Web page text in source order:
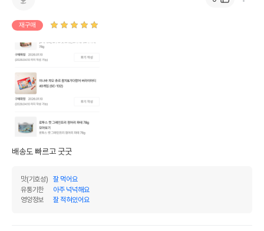
재구매
배송도 빠르고 굿굿
맛(기호성)
잘 먹어요
유통기한
아주 넉넉해요
영양정보
잘 적혀있어요